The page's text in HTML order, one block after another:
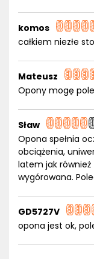
komos
całkiem niezłe
Mateusz
Opony mogę
Sław
Opona spełnia
obciążenia,
latem jak
wygórowana.
GD5727V
opona jest ok,